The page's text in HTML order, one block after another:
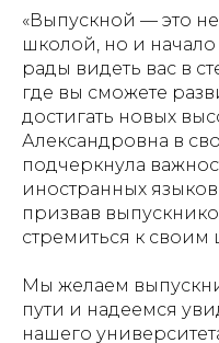
«Выпускной — это
школой, но и
рады видеть вас в
где вы сможете
достигать новых
Александровна в
подчеркнула
иностранных
призвав
стремиться к своим
Мы желаем
пути и надеемся
нашего